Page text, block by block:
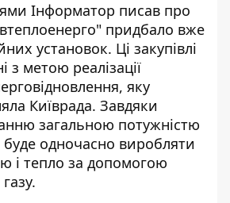
Інформатор писав про
придбало вже
установок. Ці закупівлі
з метою реалізації
яку
Київрада. Завдяки
загальною потужністю
одночасно виробляти
і тепло за допомогою